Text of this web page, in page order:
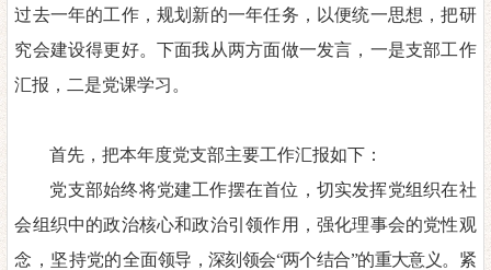
过去一年的工作，规划新的一年任务，以便统一思想，把研
究会建设得更好。下面我从两方面做一发言，一是支部工作
汇报，二是党课学习。
首先，把本年度党支部主要工作汇报如下 ：
党支部始终将党建工作摆在首位，切实发挥党组织在社
会组织中的政治核心和政治引领作用，强化理事会的党性观
念，坚持党的全面领导 ， 深刻领会“两个结合”的重大意义。 紧